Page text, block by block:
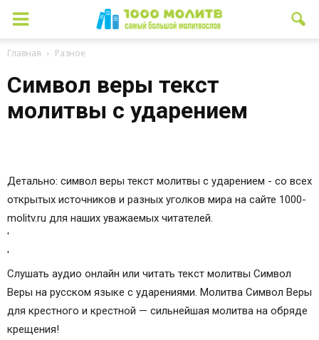
Главная Разное
Символ веры текст
молитвы с ударением
Детально: символ веры текст молитвы с ударением - со всех
открытых источников и разных уголков мира на сайте 1000-
molitv.ru для наших уважаемых читателей.
'
'
Слушать аудио онлайн или читать текст молитвы Символ
Веры на русском языке с ударениями. Молитва Символ Веры
для крестного и крестной — сильнейшая молитва на обряде
крещения!